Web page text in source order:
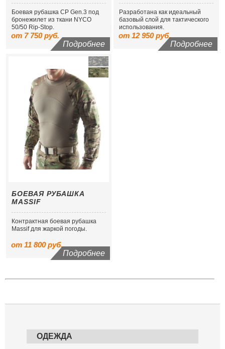
Боевая рубашка CP Gen.3 под
бронежилет из ткани NYCO
50/50 Rip-Stop.
от 7 750 руб.
Подробнее
Разработана как идеальный
базовый слой для тактического
использования.
от 12 950 руб.
Подробнее
БОЕВАЯ РУБАШКА
MASSIF
Контрактная боевая рубашка
Massif для жаркой погоды.
от 11 800 руб.
Подробнее
ОДЕЖДА